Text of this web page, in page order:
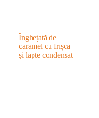
Înghețată de
caramel cu frișcă
și lapte condensat